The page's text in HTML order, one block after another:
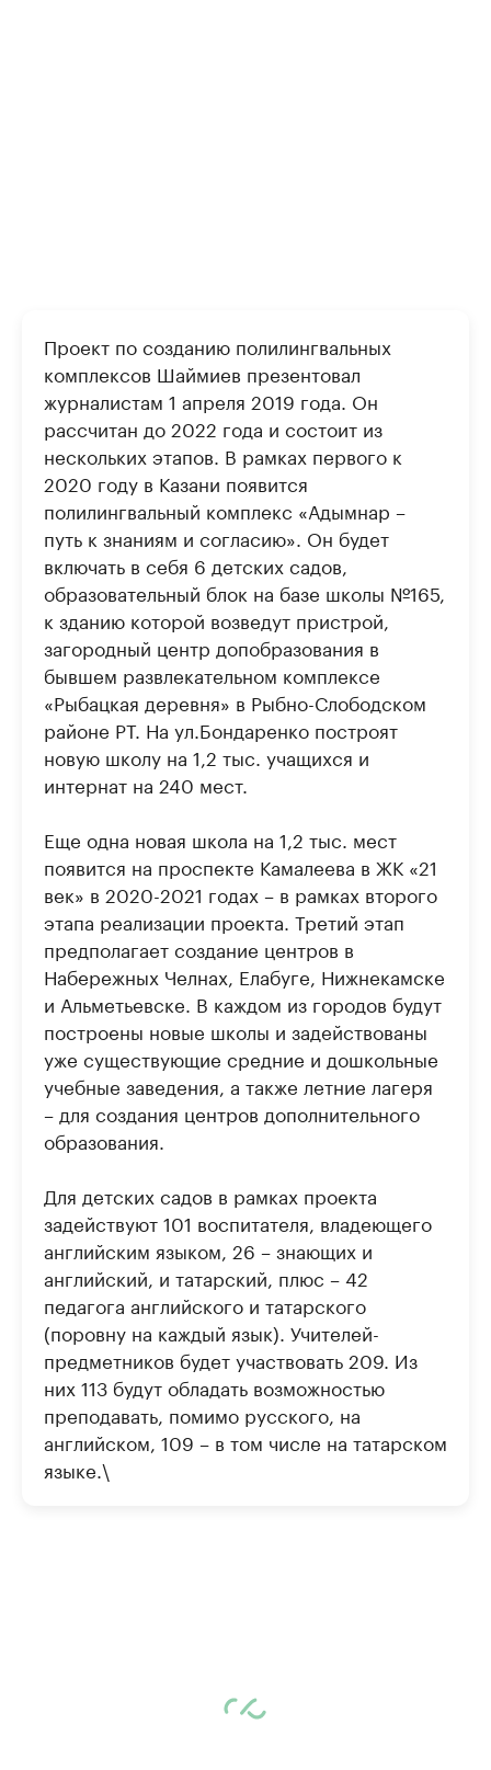
Проект по созданию полилингвальных
комплексов Шаймиев презентовал
журналистам 1 апреля 2019 года. Он
рассчитан до 2022 года и состоит из
нескольких этапов. В рамках первого к
2020 году в Казани появится
полилингвальный комплекс «Адымнар –
путь к знаниям и согласию». Он будет
включать в себя 6 детских садов,
образовательный блок на базе школы №165,
к зданию которой возведут пристрой,
загородный центр допобразования в
бывшем развлекательном комплексе
«Рыбацкая деревня» в Рыбно-Слободском
районе РТ. На ул.Бондаренко построят
новую школу на 1,2 тыс. учащихся и
интернат на 240 мест.
Еще одна новая школа на 1,2 тыс. мест
появится на проспекте Камалеева в ЖК «21
век» в 2020-2021 годах – в рамках второго
этапа реализации проекта. Третий этап
предполагает создание центров в
Набережных Челнах, Елабуге, Нижнекамске
и Альметьевске. В каждом из городов будут
построены новые школы и задействованы
уже существующие средние и дошкольные
учебные заведения, а также летние лагеря
– для создания центров дополнительного
образования.
Для детских садов в рамках проекта
задействуют 101 воспитателя, владеющего
английским языком, 26 – знающих и
английский, и татарский, плюс – 42
педагога английского и татарского
(поровну на каждый язык). Учителей-
предметников будет участвовать 209. Из
них 113 будут обладать возможностью
преподавать, помимо русского, на
английском, 109 – в том числе на татарском
языке.\